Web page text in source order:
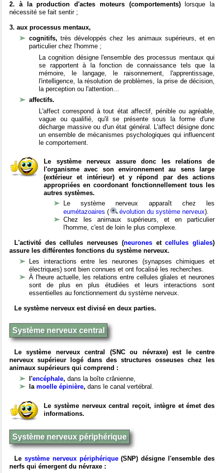
2. à la production d'actes moteurs (comportements)lorsque la
nécessité se fait sentir ;
3. aux processus mentaux,
cognitifs,très développés chez les animaux supérieurs, et en
particulier chez l'homme ;
La cognition désigne l'ensemble des processus mentaux qui
se rapportent à la fonction de connaissance tels que la
mémoire, le langage, le raisonnement, l'apprentissage,
l'intelligence, la résolution de problèmes, la prise de décision,
la perception ou l'attention…
affectifs.
L'affect correspond à tout état affectif, pénible ou agréable,
vague ou qualifié, qu'il se présente sous la forme d'une
décharge massive ou d'un état général. L'affect désigne donc
un ensemble de mécanismes psychologiques qui influencent
le comportement.
Le système nerveux assure donc les relations de
l'organisme avec son environnement au sens large
(extérieur et intérieur) et y répond par des actions
appropriées en coordonant fonctionnellement tous les
autres systèmes.
Le système nerveux apparaît chez les
eumétazoaires ( évolution du système nerveux).
Chez les animaux supérieurs, et en particulier
l'homme, c'est de loin le plus complexe.
L'activité des cellules nerveuses (neuronesetcellules gliales)
assure les différentes fonctions du système nerveux.
Les interactions entre les neurones (synapses chimiques et
électriques) sont bien connues et ont focalisé les recherches.
À l'heure actuelle, les relations entre cellules gliales et neurones
sont de plus en plus étudiées et leurs interactions sont
essentielles au fonctionnement du système nerveux.
Le système nerveux est divisé en deux parties.
Système nerveux central
Le système nerveux central (SNC ou névraxe) est le centre
nerveux supérieur logé dans des structures osseuses chez les
animaux supérieurs qui comprend :
l'encéphale, dans la boîte crânienne,
la moelle épinière, dans le canal vertébral.
Le système nerveux central reçoit, intègre et émet des
informations.
Système nerveux périphérique
Le système nerveux périphérique(SNP) désigne l'ensemble des
nerfs qui émergent du névraxe :